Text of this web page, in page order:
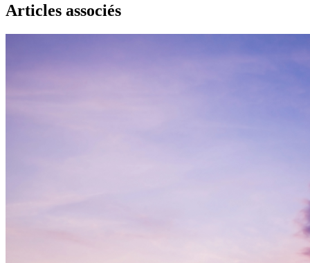
Articles associés